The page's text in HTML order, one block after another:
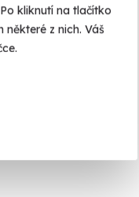
kliknutí na tlačítko
z nich. Váš